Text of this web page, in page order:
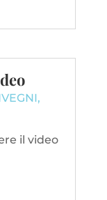
,
il video